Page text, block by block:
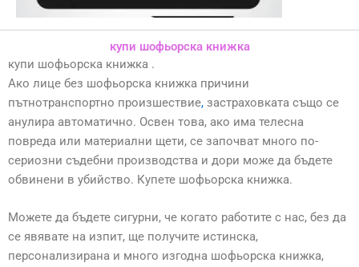
купи шофьорска книжка
купи шофьорска книжка .
Ако лице без шофьорска книжка причини
пътнотранспортно произшествие, застраховката също се
анулира автоматично. Освен това, ако има телесна
повреда или материални щети, се започват много по-
сериозни съдебни производства и дори може да бъдете
обвинени в убийство. Купете шофьорска книжка.
Можете да бъдете сигурни, че когато работите с нас, без да
се явявате на изпит, ще получите истинска,
персонализирана и много изгодна шофьорска книжка,